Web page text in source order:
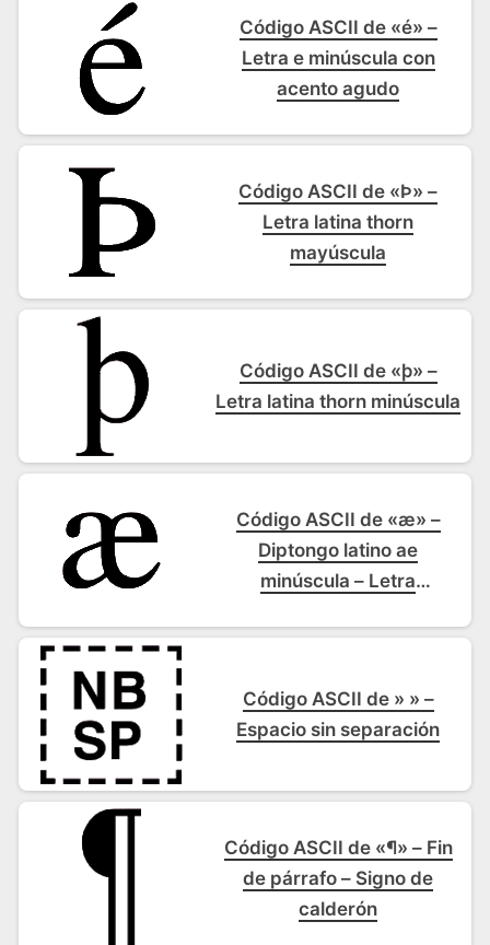
Código ASCII de «é» –
Letra e minúscula con
acento agudo
Código ASCII de «Þ» –
Letra latina thorn
mayúscula
Código ASCII de «þ» –
Letra latina thorn minúscula
Código ASCII de «æ» –
Diptongo latino ae
minúscula – Letra
Código ASCII de » » –
Espacio sin separación
Código ASCII de «¶» – Fin
de párrafo – Signo de
calderón